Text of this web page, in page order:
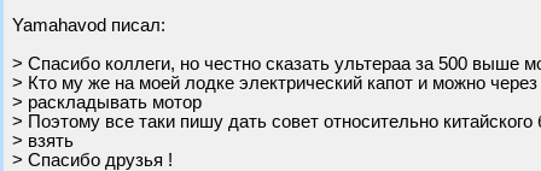
Yamahavod писал:
> Спасибо коллеги, но честно сказать ультераа за 500 выше
> Кто му же на моей лодке электрический капот и можно через
> раскладывать мотор
> Поэтому все таки пишу дать совет относительно
> взять
> Спасибо друзья !